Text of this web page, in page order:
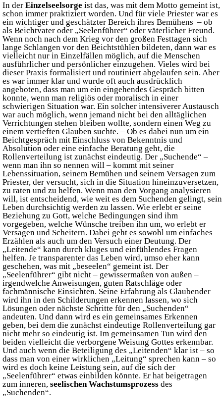
In der Einzelseelsorge ist das, was mit dem Motto gemeint ist,
schon immer praktiziert worden. Und für viele Priester war es
ein wichtiger und geschätzter Bereich ihres Bemühens – ob
als Beichtvater oder „Seelenführer“ oder väterlicher Freund.
Wenn noch nach dem Krieg vor den großen Festtagen sich
lange Schlangen vor den Beichtstühlen bildeten, dann war es
vielleicht nur in Einzelfällen möglich, auf die Menschen
ausführlicher und persönlicher einzugehen. Vieles wird bei
dieser Praxis formalisiert und routiniert abgelaufen sein. Aber
es war immer klar und wurde oft auch ausdrücklich
angeboten, dass man um ein eingehendes Gespräch bitten
konnte, wenn man religiös oder moralisch in einer
schwierigen Situation war. Ein solcher intensiverer Austausch
war auch möglich, wenn jemand nicht bei den alltäglichen
Verrichtungen stehen bleiben wollte, sondern einen Weg zu
einem vertieften Glauben suchte. – Ob es dabei nun um ein
Beichtgespräch mit Einschluss von Bekenntnis und
Absolution oder eine einfache Beratung geht, die
Rollenverteilung ist zunächst eindeutig. Der „Suchende“ –
wenn man ihn so nennen will – kommt mit seiner
Lebenssituation, seinem Bemühen und seinem Versagen zum
Priester, der versucht, sich in die Situation hineinzuversetzen,
zu raten und zu helfen. Wenn man den Vorgang analysieren
will, ist entscheidend, wie weit es dem Suchenden gelingt, sein
Leben durchsichtig werden zu lassen. Wie erlebt er seine
Beziehung zu Gott, welche Bedingungen sind ihm
vorgegeben, welche Wünsche treiben ihn um, wo erlebt er
Versagen und Scheitern. Dabei geht es sowohl um einfaches
Erzählen als auch um den Versuch einer Deutung. Der
„Leitende“ kann durch kluges und einfühlendes Fragen
helfen. Je transparenter das Leben wird, umso eher kann
geschehen, was mit „beseelen“ gemeint ist. Der
„Seelenführer“ gibt nicht – gewissermaßen von außen –
irgendwelche Anweisungen, guten Ratschläge oder
fachmännische Einsichten. Seine Erfahrung als Glaubender
wird ihn in den Schilderungen erkennen lassen, wo sich
Lösungen oder nächste Schritte für den „Suchenden“
andeuten. Und dann wird es ein gemeinsames Erkennen
geben, bei dem die zunächst eindeutige Rollenverteilung gar
nicht mehr so eindeutig ist. Im gemeinsamen Tun wird den
beiden vielleicht die verborgene Weisung Gottes erkennbar.
Und auch wenn die Beteiligung des „Leitenden“ klar ist – so
dass man von einer wirklichen „Leitung“ sprechen kann – so
wird es doch keine Leistung sein, auf die sich der
„Seelenführer“ etwas einbilden könnte. Er hat beigetragen
zum inneren, seelischen Wachstumsprozess des
„Suchenden“.